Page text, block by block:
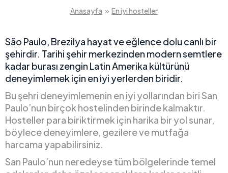
Anasayfa » En iyi hosteller
São Paulo, Brezilya hayat ve eğlence dolu canlı bir
şehirdir. Tarihi şehir merkezinden modern semtlere
kadar burası zengin Latin Amerika kültürünü
deneyimlemek için en iyi yerlerden biridir.
Bu şehri deneyimlemenin en iyi yollarından biri San
Paulo’nun birçok hostelinden birinde kalmaktır.
Hosteller para biriktirmek için harika bir yol sunar,
böylece deneyimlere, gezilere ve mutfağa
harcama yapabilirsiniz.
San Paulo’nun neredeyse tüm bölgelerinde temel